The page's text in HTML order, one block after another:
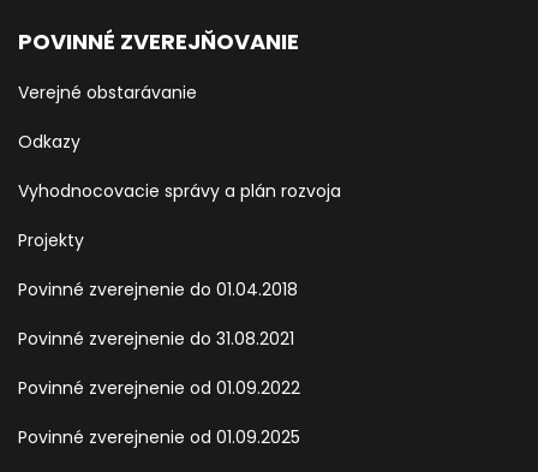
POVINNÉ ZVEREJŇOVANIE
Verejné obstarávanie
Odkazy
Vyhodnocovacie správy a plán rozvoja
Projekty
Povinné zverejnenie do 01.04.2018
Povinné zverejnenie do 31.08.2021
Povinné zverejnenie od 01.09.2022
Povinné zverejnenie od 01.09.2025